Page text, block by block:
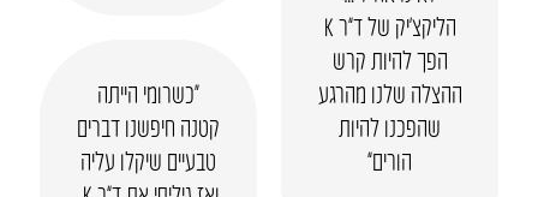
הליקצ’יק של ד”ר K
הפך להיות קרש
ההצלה שלנו מהרגע
שהפכנו להיות
הורים”
“כשרומי הייתה
קטנה חיפשנו דברים
טבעיים שיקלו עליה